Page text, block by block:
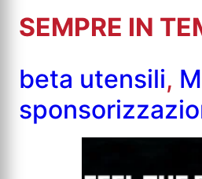
SEMPRE IN
beta utensili,